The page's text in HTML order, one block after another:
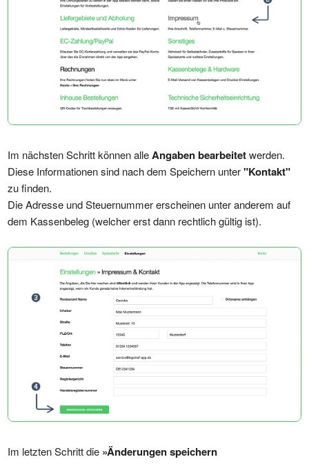
Im nächsten Schritt können alle Angaben bearbeitetwerden.
Diese Informationen sind nach dem Speichern unter"Kontakt"
zu finden.
Die Adresse und Steuernummer erscheinen unter anderem auf
dem Kassenbeleg (welcher erst dann rechtlich gültig ist).
Im letzten Schritt die »Änderungen speichern